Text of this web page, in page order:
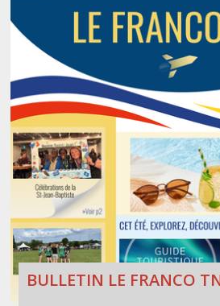
BULLETIN LE FRANCO